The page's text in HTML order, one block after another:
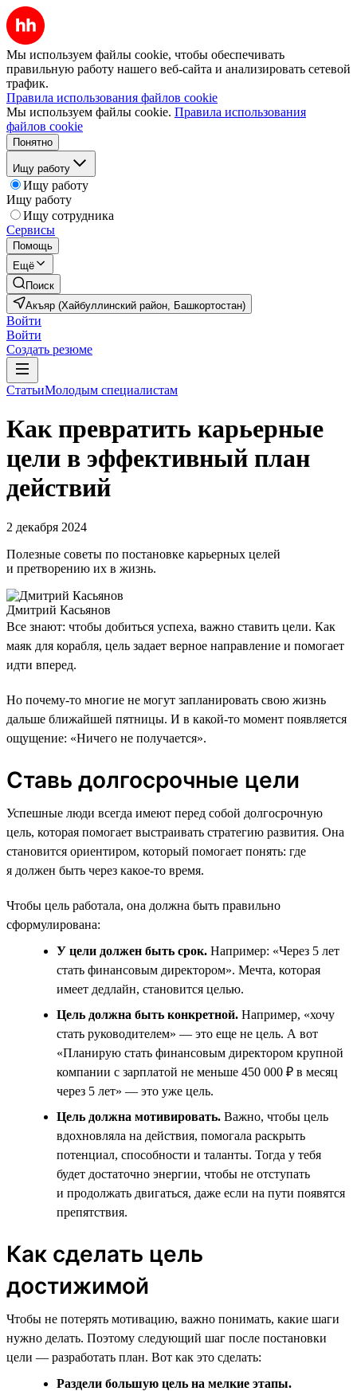
Мы используем файлы cookie, чтобы обеспечивать
правильную работу нашего веб-сайта и анализировать сетевой
трафик.
Правила использования файлов cookie
Мы используем файлы cookie. Правила использования
файлов cookie
Понятно
Ищу работу
Ищу работу
Ищу работу
Ищу сотрудника
Сервисы
Помощь
Ещё
Поиск
Акъяр (Хайбуллинский район, Башкортостан)
Войти
Войти
Создать резюме
СтатьиМолодым специалистам
Как превратить карьерные
цели в эффективный план
действий
2 декабря 2024
Полезные советы по постановке карьерных целей
и претворению их в жизнь.
Дмитрий Касьянов
Все знают: чтобы добиться успеха, важно ставить цели. Как
маяк для корабля, цель задает верное направление и помогает
идти вперед.
Но почему-то многие не могут запланировать свою жизнь
дальше ближайшей пятницы. И в какой-то момент появляется
ощущение: «Ничего не получается».
Ставь долгосрочные цели
Успешные люди всегда имеют перед собой долгосрочную
цель, которая помогает выстраивать стратегию развития. Она
становится ориентиром, который помогает понять: где
я должен быть через какое-то время.
Чтобы цель работала, она должна быть правильно
сформулирована:
У цели должен быть срок. Например: «Через 5 лет
стать финансовым директором». Мечта, которая
имеет дедлайн, становится целью.
Цель должна быть конкретной. Например, «хочу
стать руководителем» — это еще не цель. А вот
«Планирую стать финансовым директором крупной
компании с зарплатой не меньше 450 000 ₽ в месяц
через 5 лет» — это уже цель.
Цель должна мотивировать. Важно, чтобы цель
вдохновляла на действия, помогала раскрыть
потенциал, способности и таланты. Тогда у тебя
будет достаточно энергии, чтобы не отступать
и продолжать двигаться, даже если на пути появятся
препятствия.
Как сделать цель
достижимой
Чтобы не потерять мотивацию, важно понимать, какие шаги
нужно делать. Поэтому следующий шаг после постановки
цели — разработать план. Вот как это сделать:
Раздели большую цель на мелкие этапы.